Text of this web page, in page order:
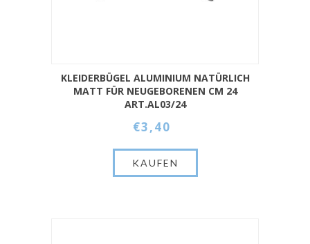
KLEIDERBÜGEL ALUMINIUM NATÜRLICH
MATT FÜR NEUGEBORENEN CM 24
ART.AL03/24
€3,40